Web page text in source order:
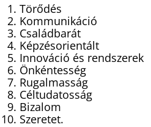
Törődés
Kommunikáció
Családbarát
Képzésorientált
Innováció és rendszerek
Önkéntesség
Rugalmasság
Céltudatosság
Bizalom
Szeretet.